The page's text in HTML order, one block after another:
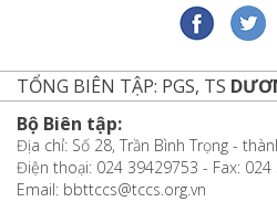
TỔNG BIÊN TẬP: PGS, TS
Bộ Biên tập:
Địa chỉ: Số 28, Trần Bình Trọng -
Điện thoại: 024 39429753 - Fax: 024
Email: bbttccs@tccs.org.vn